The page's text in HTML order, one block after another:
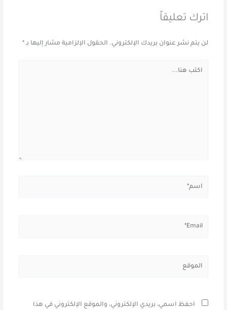
اترك تعليقاً
لن يتم نشر عنوان بريدك الإلكتروني. الحقول الإلزامية مشار إليها بـ*
احفظ اسمي، بريدي الإلكتروني، والموقع الإلكتروني في هذا